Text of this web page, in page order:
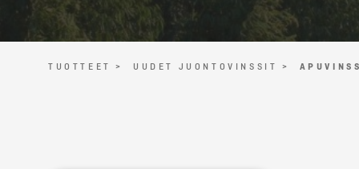
TUOTTEET > UUDET JUONTOVINSSIT >